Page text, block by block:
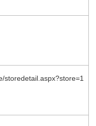
storedetail.aspx?store=1